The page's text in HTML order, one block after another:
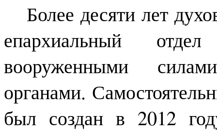
Более десяти лет
епархиальный
вооруженными
органами.
был создан в 2012